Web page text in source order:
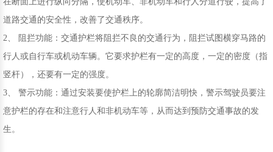
道路交通的安全性，改善了交通秩序。
2、 阻拦功能：交通护栏将阻拦不良的交通行为，阻拦试图横穿马路的
行人或自行车或机动车辆。它要求护栏有一定的高度，一定的密度（指
竖杆），还要有一定的强度。
3、 警示功能：通过安装要使护栏上的轮廓简洁明快，警示驾驶员要注
意护栏的存在和注意行人和非机动车等，从而达到预防交通事故的发
生。